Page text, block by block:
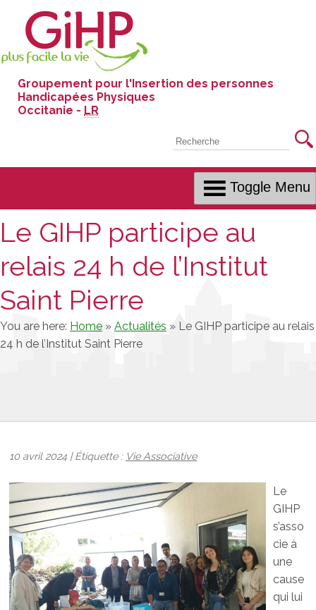
Groupement pour l'Insertion des personnes
Handicapées Physiques
Occitanie - LR
Recherche
Toggle Menu
Le GIHP participe au
relais 24 h de l’Institut
Saint Pierre
You are here: Home » Actualités » Le GIHP participe au relais
24 h de l’Institut Saint Pierre
10 avril 2024 | Étiquette : Vie Associative
Le
GIHP
s’asso
cie à
une
cause
qui lui